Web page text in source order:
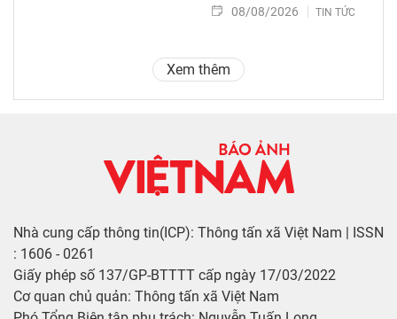
08/08/2026 TIN TỨC
Xem thêm
Nhà cung cấp thông tin(ICP): Thông tấn xã Việt Nam | ISSN
: 1606 - 0261
Giấy phép số 137/GP-BTTTT cấp ngày 17/03/2022
Cơ quan chủ quản: Thông tấn xã Việt Nam